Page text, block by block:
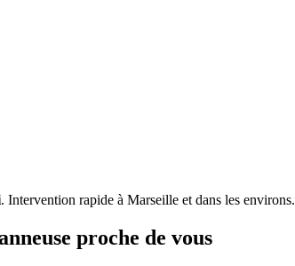
. Intervention rapide à Marseille et dans les environs.
proche de vous